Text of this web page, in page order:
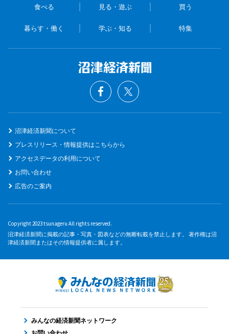
食べる 見る・遊ぶ 買う
暮らす・働く 学ぶ・知る 特集
沼津経済新聞について
プレスリリース・情報提供はこちらから
アクセスデータの利用について
お問い合わせ
広告のご案内
Copyright 2023 tsunageru All rights reserved.
沼津経済新聞に掲載の記事・写真・図表などの無断転載を禁止します。 著作権は沼
津経済新聞またはその情報提供者に属します。
みんなの経済新聞ネットワーク